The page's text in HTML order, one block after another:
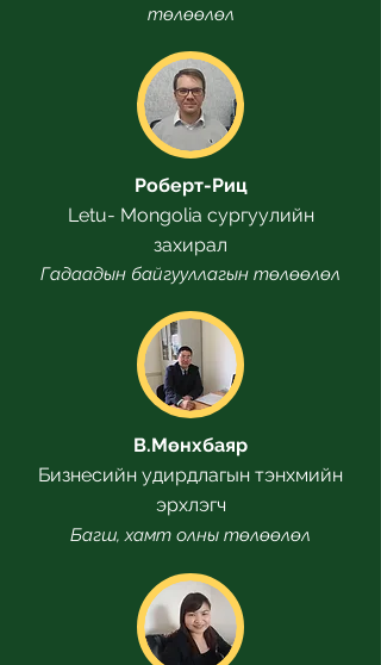
төлөөлөл
Роберт-Риц
Letu- Mongolia сургуулийн
захирал
Гадаадын байгууллагын төлөөлөл
В.Мөнхбаяр
Бизнесийн удирдлагын тэнхмийн
эрхлэгч
Багш, хамт олны төлөөлөл